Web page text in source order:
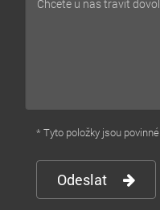
* Tyto položky jsou povinné
Odeslat